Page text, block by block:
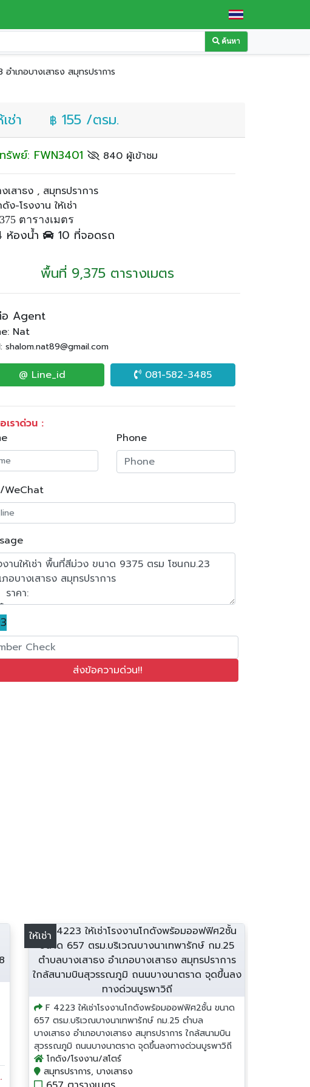
ค้นหา
ำเภอบางเสาธง สมุทรปราการ
ช่า ฿ 155 /ตรม.
รัพย์: FWN3401 840 ผู้เข้าชม
เสาธง , สมุทรปราการ
ง-โรงงาน ให้เช่า
ตารางเมตร
องน้ำ 10 ที่จอดรถ
พื้นที่ 9,375 ตารางเมตร
Agent
Nat
shalom.nat89@gmail.com
@ Line_id 081-582-3485
เราด่วน :
Phone
WeChat
ให้เช่า
F 4223 ให้เช่าโรงงานโกดังพร้อมออฟฟิศ2ชั้น ขนาด
657 ตรม.บริเวณบางนาเทพารักษ์ กม.25 ตำบล
บางเสาธง อำเภอบางเสาธง สมุทรปราการ ใกล้สนามบิน
สุวรรณภูมิ ถนนบางนาตราด จุดขึ้นลงทางด่วนบูรพาวิถี
โกดัง/โรงงาน/สโตร์
สมุทรปราการ, บางเสาธง